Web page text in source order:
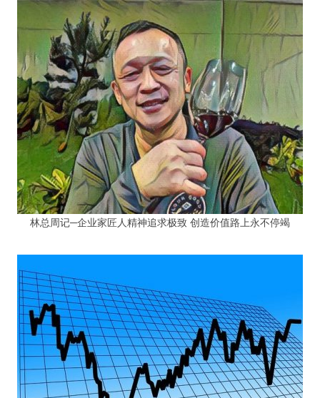
林总周记─企业家匠人精神追求极致 创造价值路上永不停竭